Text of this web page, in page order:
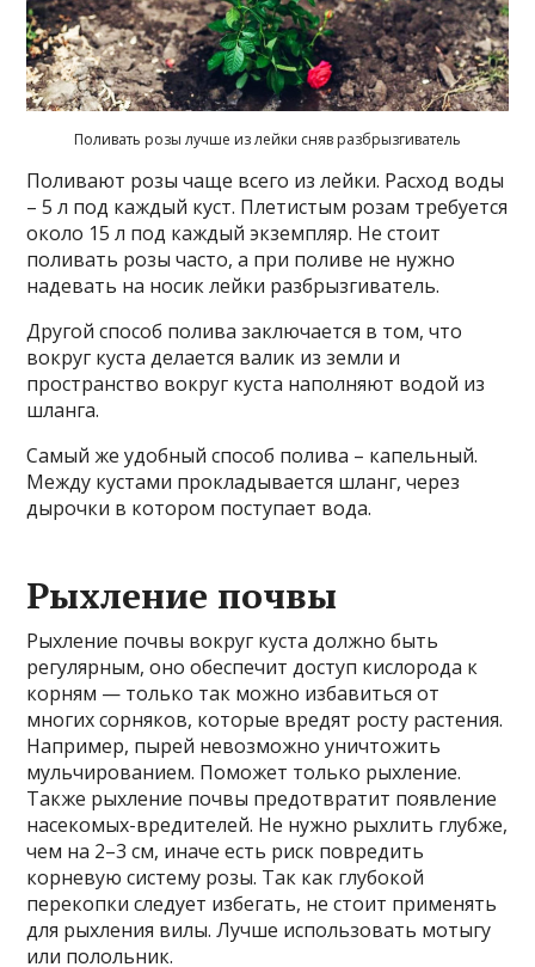
Поливать розы лучше из лейки сняв разбрызгиватель
Поливают розы чаще всего из лейки. Расход воды
– 5 л под каждый куст. Плетистым розам требуется
около 15 л под каждый экземпляр. Не стоит
поливать розы часто, а при поливе не нужно
надевать на носик лейки разбрызгиватель.
Другой способ полива заключается в том, что
вокруг куста делается валик из земли и
пространство вокруг куста наполняют водой из
шланга.
Самый же удобный способ полива – капельный.
Между кустами прокладывается шланг, через
дырочки в котором поступает вода.
Рыхление почвы
Рыхление почвы вокруг куста должно быть
регулярным, оно обеспечит доступ кислорода к
корням — только так можно избавиться от
многих сорняков, которые вредят росту растения.
Например, пырей невозможно уничтожить
мульчированием. Поможет только рыхление.
Также рыхление почвы предотвратит появление
насекомых-вредителей. Не нужно рыхлить глубже,
чем на 2–3 см, иначе есть риск повредить
корневую систему розы. Так как глубокой
перекопки следует избегать, не стоит применять
для рыхления вилы. Лучше использовать мотыгу
или полольник.